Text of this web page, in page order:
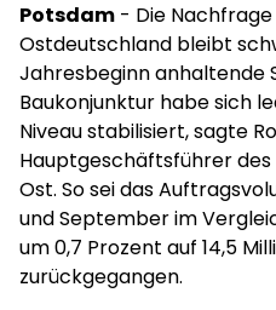
Potsdam - Die
Ostdeutschland bleibt
Jahresbeginn anhaltende
Baukonjunktur habe sich
Niveau stabilisiert, sagte
Hauptgeschäftsführer
Ost. So sei das
und September im
um 0,7 Prozent auf 14,5
zurückgegangen.